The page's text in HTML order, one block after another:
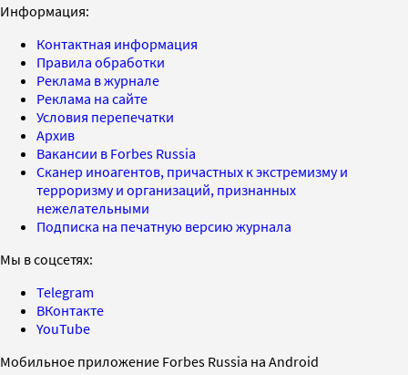
Информация:
Контактная информация
Правила обработки
Реклама в журнале
Реклама на сайте
Условия перепечатки
Архив
Вакансии в Forbes Russia
Сканер иноагентов, причастных к экстремизму и
терроризму и организаций, признанных
нежелательными
Подписка на печатную версию журнала
Мы в соцсетях:
Telegram
ВКонтакте
YouTube
Мобильное приложение Forbes Russia на Android